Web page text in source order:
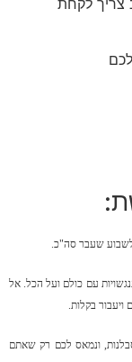
שעבר סה"כ.
עם כולם ועל הכל. אל
ויעבור בקלות.
סבלנות, ונמאס לכם רק שאתם